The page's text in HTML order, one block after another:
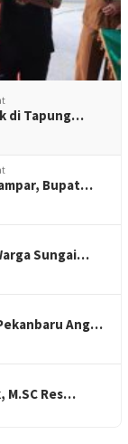
di Tapung…
Bupat…
Sungai…
Ang…
M.SC Res…